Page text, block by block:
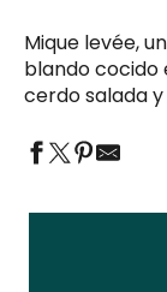
Mique levée,
blando cocido
cerdo salada